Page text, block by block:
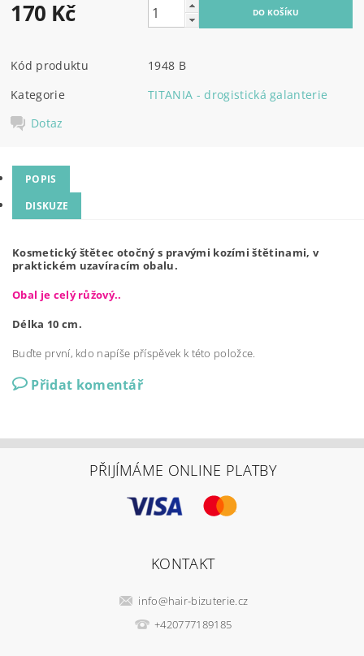
170 Kč
Kód produktu
1948 B
Kategorie
TITANIA - drogistická galanterie
Dotaz
POPIS
DISKUZE
Kosmetický štětec otočný s pravými kozími štětinami, v
praktickém uzavíracím obalu.
Obal je celý růžový..
Délka 10 cm.
Buďte první, kdo napíše příspěvek k této položce.
Přidat komentář
PŘIJÍMÁME ONLINE PLATBY
KONTAKT
info@hair-bizuterie.cz
+420777189185